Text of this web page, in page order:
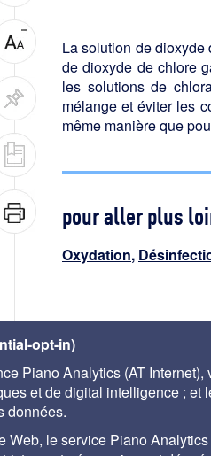
La solution de dioxyde
de dioxyde de chlore
les solutions de
mélange et éviter les
même manière que
pour aller plus
Oxydation,
< domaines d'emploi
opt-in)
Piano Analytics (AT
et de digital intelligence ;
données.
Web, le service Piano